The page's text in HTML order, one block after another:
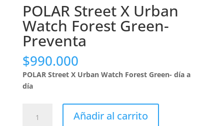
POLAR Street X Urban
Watch Forest Green-
Preventa
$990.000
POLAR Street X Urban Watch Forest Green- día a
día
Street
Añadir al carrito